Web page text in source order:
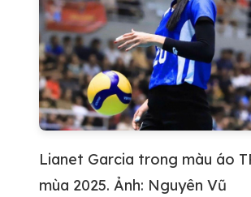
Lianet Garcia trong màu áo
mùa 2025. Ảnh: Nguyên Vũ